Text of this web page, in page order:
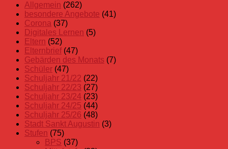
Allgemein (262)
besondere Angebote (41)
Corona (37)
Digitales Lernen (5)
Eltern (52)
Elternbrief(47)
Gebärden des Monats (7)
Schüler (47)
Schuljahr 21/22 (22)
Schuljahr 22/23 (27)
Schuljahr 23/24 (23)
Schuljahr 24/25 (44)
Schuljahr 25/26 (48)
Stadt Sankt Augustin (3)
Stufen (75)
BPS (37)